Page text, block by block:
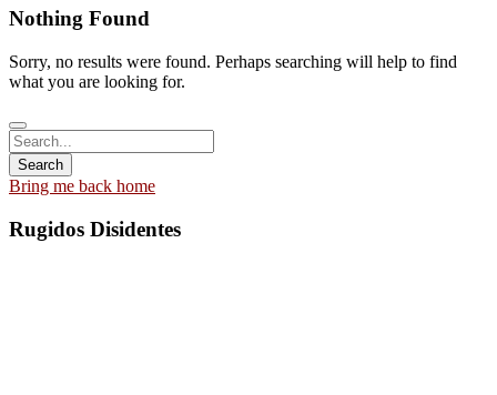
Nothing Found
Sorry, no results were found. Perhaps searching will help to find
what you are looking for.
Bring me back home
Rugidos Disidentes